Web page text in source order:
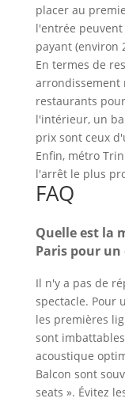
placer au
l'entrée
payant (environ
En termes de
arrondissement
restaurants
l'intérieur, un
prix sont ceux
Enfin, métro
l'arrêt le plus
FAQ
Quelle est la
Paris pour un
Il n'y a pas de
spectacle. Pour
les premières
sont
acoustique
Balcon sont
seats ». Évitez